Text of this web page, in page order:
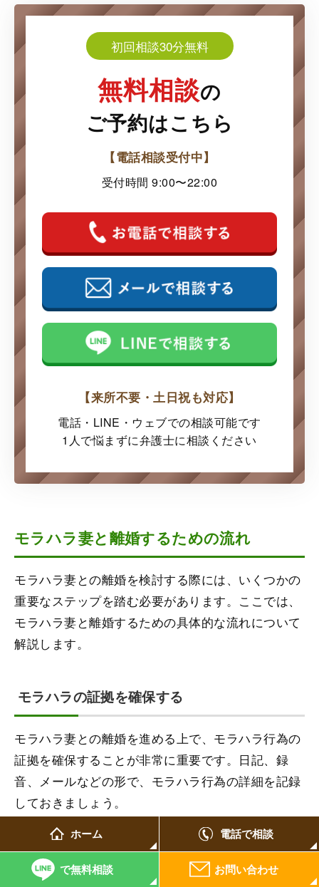
初回相談30分無料
無料相談の
ご予約はこちら
【電話相談受付中】
受付時間 9:00〜22:00
【来所不要・土日祝も対応】
電話・LINE・ウェブでの相談可能です
1人で悩まずに弁護士に相談ください
モラハラ妻と離婚するための流れ
モラハラ妻との離婚を検討する際には、いくつかの
重要なステップを踏む必要があります。ここでは、
モラハラ妻と離婚するための具体的な流れについて
解説します。
モラハラの証拠を確保する
モラハラ妻との離婚を進める上で、モラハラ行為の
証拠を確保することが非常に重要です。日記、録
音、メールなどの形で、モラハラ行為の詳細を記録
しておきましょう。
また、モラハラによる精神的ダメージを裏付ける医
療記録も有効な証拠となります。可能であれば、精
神科医や心療内科医の診断を受け、その記録を保管
ホーム 電話で相談
で無料相談 お問い合わせ